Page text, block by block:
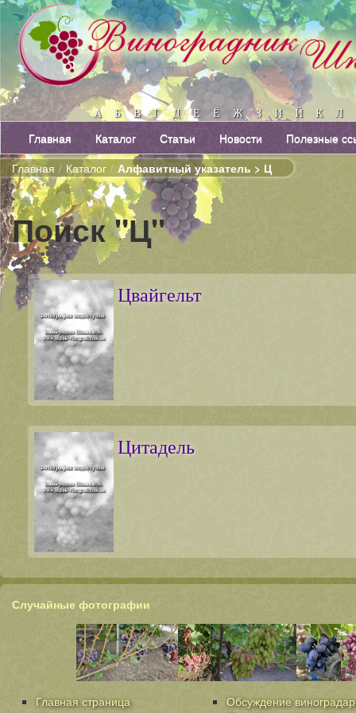
А Б В Г Д Е Ё Ж З И Й К Л
Главная Каталог Статьи Новости
Полезные
Главная / Каталог / Алфавитный указатель > Ц
Поиск "Ц"
Цвайгельт
Цитадель
Случайные фотографии
Главная страница
Обсуждение